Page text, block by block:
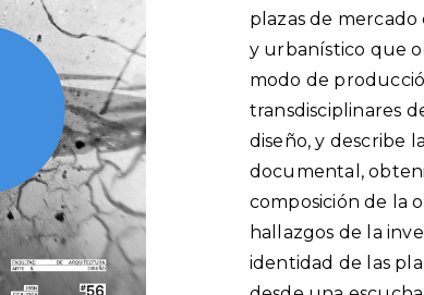
plazas de
y urbanístico que
modo de
transdisciplinares
diseño, y describe
documental,
composición de la
hallazgos de la
identidad de las